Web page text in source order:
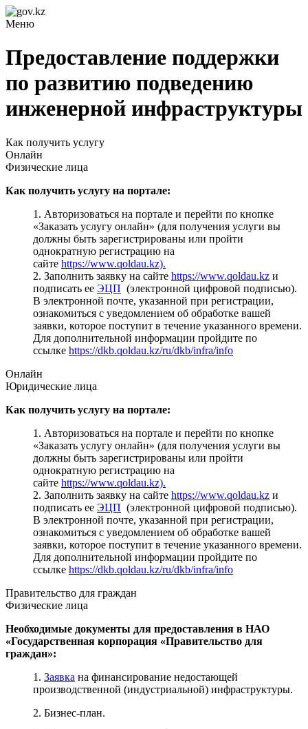
Меню
Предоставление поддержки
по развитию подведению
инженерной инфраструктуры
Как получить услугу
Онлайн
Физические лица
Как получить услугу на портале:
1. Авторизоваться на портале и перейти по кнопке
«Заказать услугу онлайн» (для получения услуги вы
должны быть зарегистрированы или пройти
однократную регистрацию на
сайте https://www.qoldau.kz).
2. Заполнить заявку на сайте https://www.qoldau.kz и
подписать ее ЭЦП (электронной цифровой подписью).
В электронной почте, указанной при регистрации,
ознакомиться с уведомлением об обработке вашей
заявки, которое поступит в течение указанного времени.
Для дополнительной информации пройдите по
ссылке https://dkb.qoldau.kz/ru/dkb/infra/info
Онлайн
Юридические лица
Как получить услугу на портале:
1. Авторизоваться на портале и перейти по кнопке
«Заказать услугу онлайн» (для получения услуги вы
должны быть зарегистрированы или пройти
однократную регистрацию на
сайте https://www.qoldau.kz).
2. Заполнить заявку на сайте https://www.qoldau.kz и
подписать ее ЭЦП (электронной цифровой подписью).
В электронной почте, указанной при регистрации,
ознакомиться с уведомлением об обработке вашей
заявки, которое поступит в течение указанного времени.
Для дополнительной информации пройдите по
ссылке https://dkb.qoldau.kz/ru/dkb/infra/info
Правительство для граждан
Физические лица
Необходимые документы для предоставления в НАО
«Государственная корпорация «Правительство для
граждан»:
1. Заявка на финансирование недостающей
производственной (индустриальной) инфраструктуры.
2. Бизнес-план.